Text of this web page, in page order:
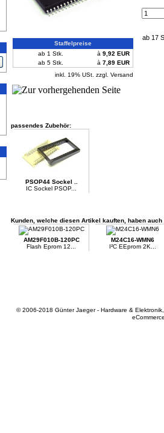
Staffelpreise
ab 1 Stk.
à 9,92 EUR
ab 5 Stk.
à 7,89 EUR
inkl. 19% USt. zzgl. Versand
ab 17
passendes Zubehör:
PSOP44 Sockel ..
IC Sockel PSOP...
Kunden, welche diesen Artikel kauften, haben
AM29F010B-120PC
Flash Eprom 12...
M24C16-WMN6
I²C EEprom 2K...
© 2006-2018 Günter Jaeger - Hardware &